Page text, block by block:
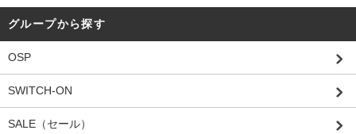
グループから探す
OSP
SWITCH-ON
SALE（セール）